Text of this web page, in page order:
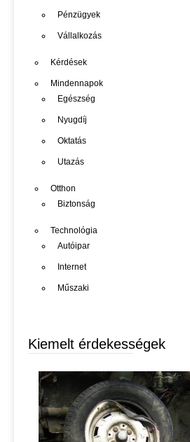
Pénzügyek
Vállalkozás
Kérdések
Mindennapok
Egészség
Nyugdíj
Oktatás
Utazás
Otthon
Biztonság
Technológia
Autóipar
Internet
Műszaki
Kiemelt érdekességek